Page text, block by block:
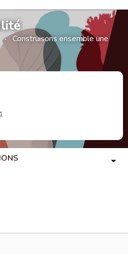
externe)
Construisons ensemble une